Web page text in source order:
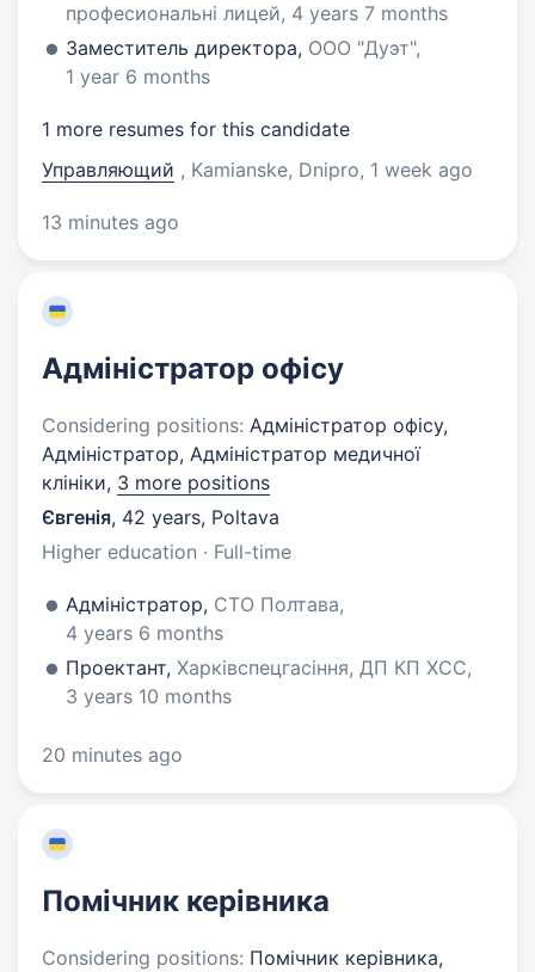
професиональні лицей, 4 years 7 months
Заместитель директора, ООО "Дуэт",
1 year 6 months
1 more resumes for this candidate
Управляющий , Kamianske, Dnipro, 1 week ago
13 minutes ago
Адміністратор офісу
Considering positions: Адміністратор офісу,
Адміністратор, Адміністратор медичної
клініки, 3 more positions
Євгенія, 42 years, Poltava
Higher education · Full-time
Адміністратор, СТО Полтава,
4 years 6 months
Проектант, Харківспецгасіння, ДП КП ХСС,
3 years 10 months
20 minutes ago
Помічник керівника
Considering positions: Помічник керівника,